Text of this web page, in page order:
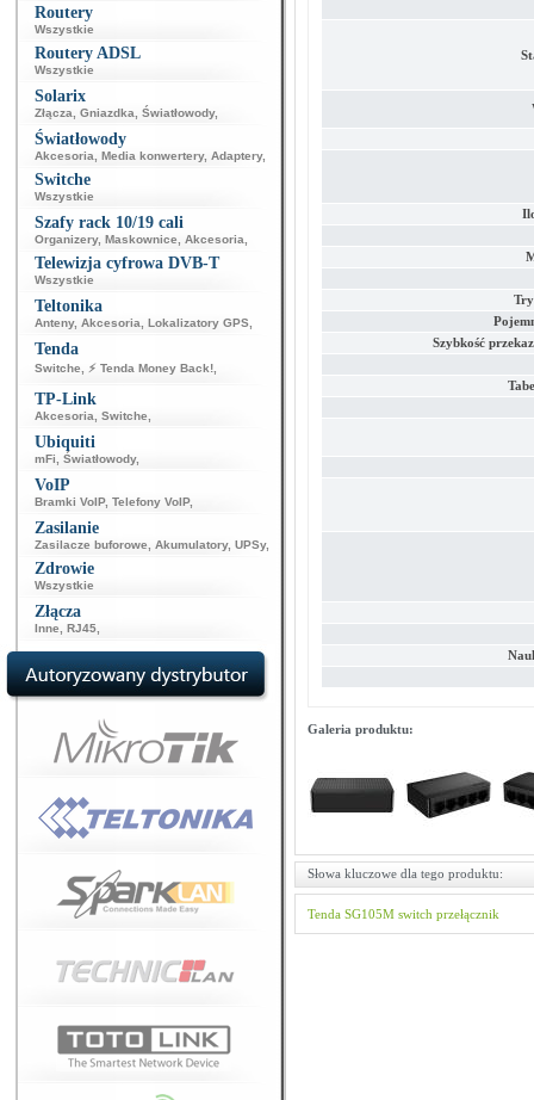
Routery
Wszystkie
Routery ADSL
Wszystkie
Solarix
Złącza Gniazdka Światłowody,
Światłowody
Akcesoria Media konwertery, Adaptery,
Switche
Wszystkie
Szafy rack 10/19 cali
Organizery, Maskownice Akcesoria
Telewizja cyfrowa DVB-T
Wszystkie
Teltonika
Anteny, Akcesoria Lokalizatory GPS
Tenda
Switche ⚡ Tenda Money Back!
TP-Link
Akcesoria Switche
Ubiquiti
mFi Światłowody,
VoIP
Bramki VoIP, Telefony VoIP,
Zasilanie
Zasilacze buforowe Akumulatory, UPSy,
Zdrowie
Wszystkie
Złącza
Inne RJ45
Szybkość
Galeria produktu:
Słowa kluczowe dla tego produktu:
Tenda SG105M switch przełącznik